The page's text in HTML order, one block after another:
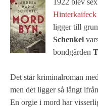
1922 blev
Hinterkaifeck
ligger till
Schenkel
bondgården
Det står kriminalroman
men det ligger så långt
En orgie i mord har